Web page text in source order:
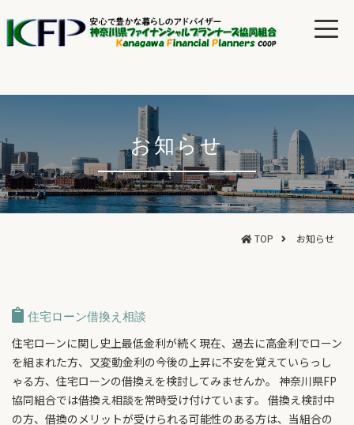
お知らせ
TOP お知らせ
住宅ローン借換え相談
住宅ローンに関し史上最低金利が続く現在、過去に高金利でローン
を組まれた方、又変動金利の今後の上昇に不安を覚えていらっし
ゃる方、住宅ローンの借換えを検討してみませんか。 神奈川県FP
協同組合では借換え相談を常時受け付けています。 借換え検討中
の方、借換のメリットが受けられる可能性のある方は、当組合の